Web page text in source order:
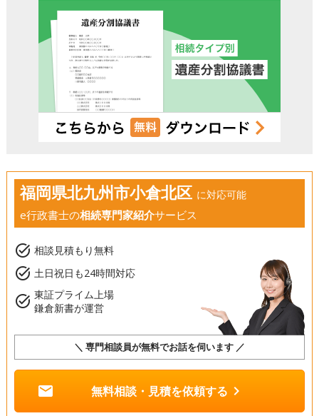
福岡県北九州市小倉北区 に対応可能
e行政書士の相続専門家紹介サービス
task_alt 相談見積もり無料
task_alt 土日祝日も24時間対応
task_alt 東証プライム上場
鎌倉新書が運営
＼ 専門相談員が無料でお話を伺います ／
mail 無料相談・見積を依頼する chevron_right